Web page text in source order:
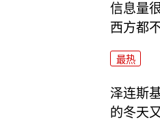
信息量
西方都
最热
泽连斯
的冬天